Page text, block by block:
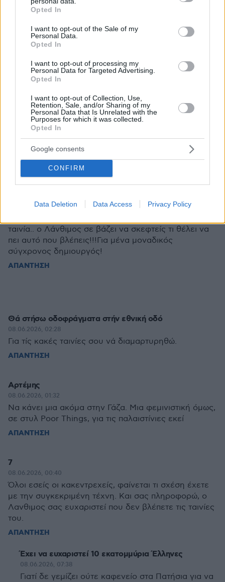
grant or deny consent to Google and its third-party tags to
use your data for below specified purposes in below Google
consent section.
Opted In
I want to opt-out of the Sale of my
Personal Data.
Opted In
I want to opt-out of processing my
Personal Data for Targeted Advertising.
Opted In
I want to opt-out of Collection, Use,
Retention, Sale, and/or Sharing of my
Personal Data that Is Unrelated with the
Purposes for which it was collected.
Opted In
Google consents
CONFIRM
Data Deletion Data Access Privacy Policy
ΑΠΑΝΤΗΣΗ
ΕΛΛΗΝΑΣ ΠΟΛΙΤΗΣ
Θέλει μεγάλα κότσια να στήσεις διεθνή καριέρα και
ενω είσαι στη κορφή της επιτυχίας να έχεις το
θάρρος να παρεις θέση για το έγκλημα που γίνεται
στη Γάζα όταν ξέρεις πως τα κυκλώματα Ισραηλινών
ελέγχουν το Χόλυγουντ. Πολύ σημαντικό ότι
ωριμάζοντας σαν σκηνοθέτης δείνει κινηματογράφο
προβληματισμού και όχι εύπεπτης αποχαυνωσης
αμερκανιάς.
ΑΠΑΝΤΗΣΗ
Φρίντα
Όταν είδαμε τον κυνόδοντα αρχικά πάθαμε ένα σοκ
ταινία.. ο Λάνθιμος σε βάζει να σκεφτείς τι θέλει να
πει αυτό που βλέπεις!!!Για μένα μοναδικός
σύγχρονος δημιουργός!
ΑΠΑΝΤΗΣΗ
Θά στήσω οδοφράγματα στήν εθνική οδό
08.06.2026, 02:28
Για τίς κακές ταινίες σου νά διαμαρτυρηθώ.
ΑΠΑΝΤΗΣΗ
Αρτέμης
08.06.2026, 01:32
Να κάνει μια ακόμα στην Γάζα. Μια φεμινιστική όμως,
σε στυλ Poor Things, για τις παλαιστίνιες εκεί
ΑΠΑΝΤΗΣΗ
7
08.06.2026, 00:40
Όλοι εσείς οι κακεντρεχείς, φαίνεται τι σχέση έχετε
με την συγκεκριμένη τέχνη. Και σας πληροφορώ, ο
Λανθιμος σας ευχαριστεί που δεν βλέπετε τις ταινίες
του.
ΑΠΑΝΤΗΣΗ
Έχει να ευχαριστεί 10 εκατομμύρια Έλληνες
08.06.2026, 07:38
Γιατί δε γεμίζει ούτε καφενείο στα Πατήσια για να